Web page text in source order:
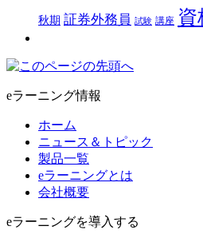
秋期 証券外務員 試験 講座 資
eラーニング情報
ホーム
ニュース＆トピック
製品一覧
eラーニングとは
会社概要
eラーニングを導入する